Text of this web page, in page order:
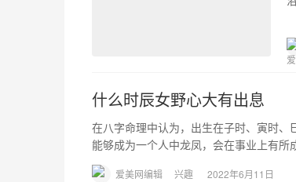
什么时辰女野心大有出息
在八字命理中认为，出生在子时、寅时
能够成为一个人中龙凤，会在事业上有
爱美网编辑 兴趣 2022年6月11日